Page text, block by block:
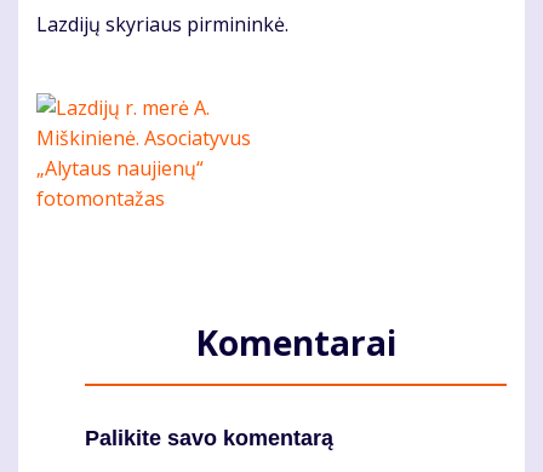
Lazdijų skyriaus pirmininkė.
Komentarai
Palikite savo komentarą